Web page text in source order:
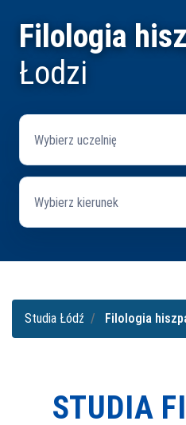
Filologia
Łodzi
Wybierz uczelnię
Wybierz kierunek
Studia Łódź Filologia
STUDIA